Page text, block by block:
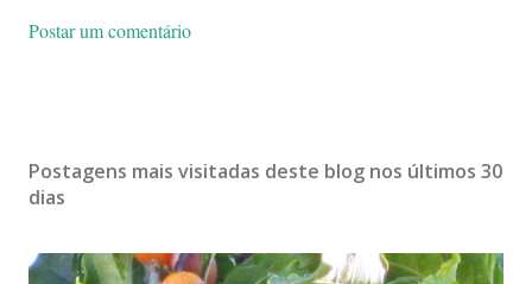
Postar um comentário
Postagens mais visitadas deste blog nos últimos 30
dias